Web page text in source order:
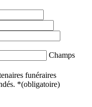
Champs
funéraires
*(obligatoire)